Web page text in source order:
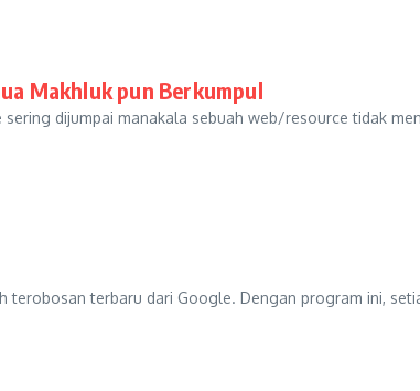
Makhluk pun Berkumpul
dijumpai manakala sebuah web/resource tidak
terobosan terbaru dari Google. Dengan program ini,